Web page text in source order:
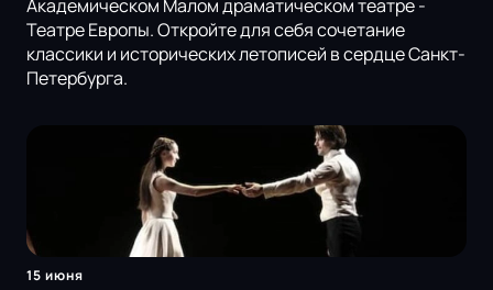
Академическом Малом драматическом театре -
Театре Европы. Откройте для себя сочетание
классики и исторических летописей в сердце Санкт-
Петербурга.
15 июня